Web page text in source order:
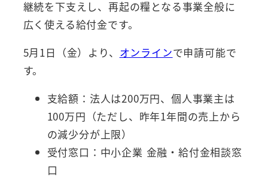
継続を下支えし、再起の糧となる事業全般に
広く使える給付金です。
5月1日（金）より、 オンラインで申請可能で
す。
支給額：法人は200万円、個人事業主は
100万円（ただし、昨年1年間の売上から
の減少分が上限）
受付窓口：中小企業 金融・給付金相談窓
口